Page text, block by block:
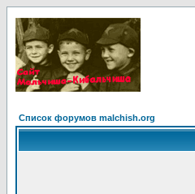
Список форумов malchish.org